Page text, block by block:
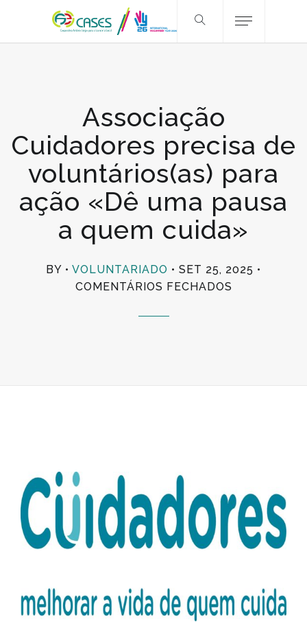
Associação
Cuidadores precisa de
voluntários(as) para
ação «Dê uma pausa
a quem cuida»
BY VOLUNTARIADO
SET 25, 2025
COMENTÁRIOS FECHADOS
QUEM
CUIDA»